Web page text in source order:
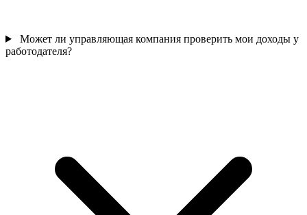
Может ли управляющая компания проверить мои доходы у
работодателя?